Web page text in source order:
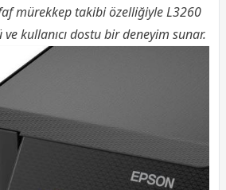
mürekkep takibi özelliğiyle L3260
kullanıcı dostu bir deneyim sunar.